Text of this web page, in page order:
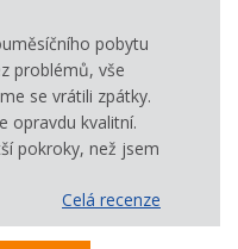
pobytu
problémů, vše
se vrátili zpátky.
opravdu kvalitní.
pokroky, než jsem
Celá recenze